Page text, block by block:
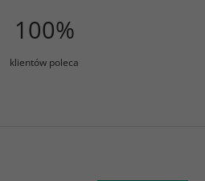
100%
klientów poleca